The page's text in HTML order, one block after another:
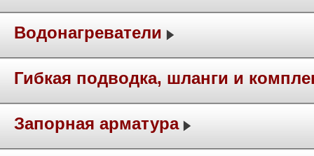
Водонагреватели
Гибкая подводка, шланги и
Запорная арматура